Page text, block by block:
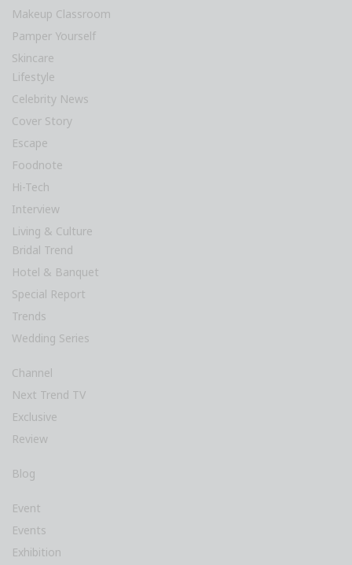
Makeup Classroom
Pamper Yourself
Skincare
Lifestyle
Celebrity News
Cover Story
Escape
Foodnote
Hi-Tech
Interview
Living & Culture
Bridal Trend
Hotel & Banquet
Special Report
Trends
Wedding Series
Channel
Next Trend TV
Exclusive
Review
Blog
Event
Events
Exhibition